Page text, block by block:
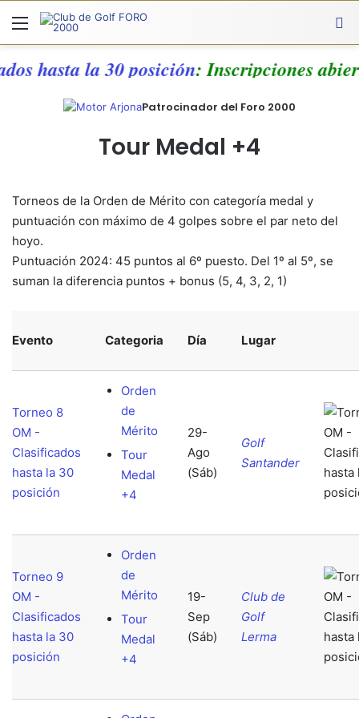
Menú
hasta la 30 posición: Inscripciones
Patrocinador del Foro 2000
Tour Medal +4
Torneos de la Orden de Mérito con categoría medal y
puntuación con máximo de 4 golpes sobre el par neto del
hoyo.
Puntuación 2024: 45 puntos al 6º puesto. Del 1º al 5º, se
suman la diferencia puntos + bonus (5, 4, 3, 2, 1)
Evento Categoria Día Lugar
Torneo 8
OM -
Clasificados
hasta la 30
posición
Orden
de
Mérito
Tour
Medal
+4
29-
Ago
(Sáb)
Golf
Santander
Torneo 9
OM -
Clasificados
hasta la 30
posición
Orden
de
Mérito
Tour
Medal
+4
19-
Sep
(Sáb)
Club de
Golf
Lerma